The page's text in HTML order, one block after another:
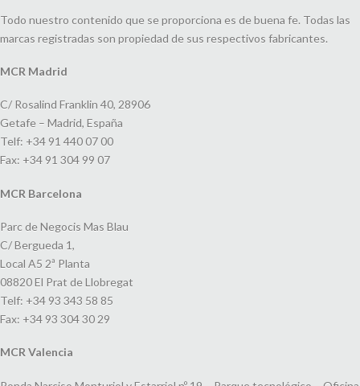
Todo nuestro contenido que se proporciona es de buena fe. Todas las
marcas registradas son propiedad de sus respectivos fabricantes.
MCR Madrid
C/ Rosalind Franklin 40, 28906
Getafe – Madrid, España
Telf: +34 91 440 07 00
Fax: +34 91 304 99 07
MCR Barcelona
Parc de Negocis Mas Blau
C/ Bergueda 1,
Local A5 2ª Planta
08820 El Prat de Llobregat
Telf: +34 93 343 58 85
Fax: +34 93 304 30 29
MCR Valencia